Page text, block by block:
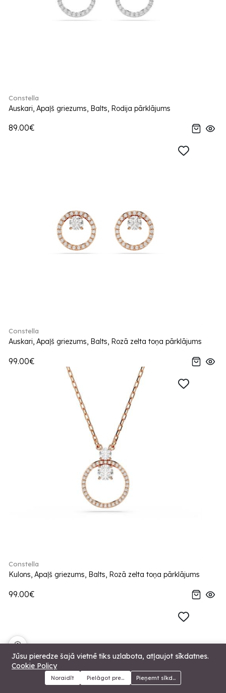
Menu Kategorijas Meklēt Grozs
Constella
Auskari, Apaļš griezums, Balts, Rodija pārklājums
89.00€
Constella
Auskari, Apaļš griezums, Balts, Rozā zelta toņa pārklājums
99.00€
Constella
Kulons, Apaļš griezums, Balts, Rozā zelta toņa pārklājums
99.00€
Jūsu pieredze šajā vietnē tiks uzlabota, atļaujot sīkdatnes.
Cookie Policy
Noraidīt Pielāgot preferencesPieņemt sīkdatnes
🍪